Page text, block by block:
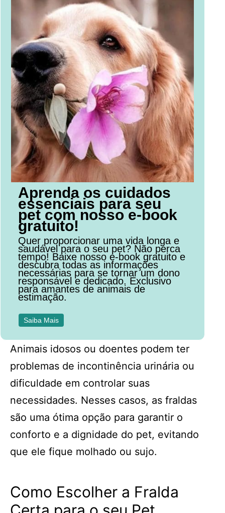
Aprenda os cuidados
essenciais para seu
pet com nosso e-book
gratuito!
Quer proporcionar uma vida longa e
saudável para o seu pet? Não perca
tempo! Baixe nosso e-book gratuito e
descubra todas as informações
necessárias para se tornar um dono
responsável e dedicado. Exclusivo
para amantes de animais de
estimação.
Saiba Mais
Animais idosos ou doentes podem ter
problemas de incontinência urinária ou
dificuldade em controlar suas
necessidades. Nesses casos, as fraldas
são uma ótima opção para garantir o
conforto e a dignidade do pet, evitando
que ele fique molhado ou sujo.
Como Escolher a Fralda